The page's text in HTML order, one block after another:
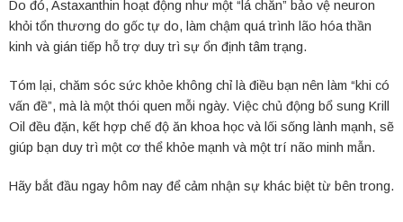
Do đó, Astaxanthin hoạt động như một “lá chắn” bảo vệ neuron
khỏi tổn thương do gốc tự do, làm chậm quá trình lão hóa thần
kinh và gián tiếp hỗ trợ duy trì sự ổn định tâm trạng.
Tóm lại, chăm sóc sức khỏe không chỉ là điều bạn nên làm “khi có
vấn đề”, mà là một thói quen mỗi ngày. Việc chủ động bổ sung Krill
Oil đều đặn, kết hợp chế độ ăn khoa học và lối sống lành mạnh, sẽ
giúp bạn duy trì một cơ thể khỏe mạnh và một trí não minh mẫn.
Hãy bắt đầu ngay hôm nay để cảm nhận sự khác biệt từ bên trong.